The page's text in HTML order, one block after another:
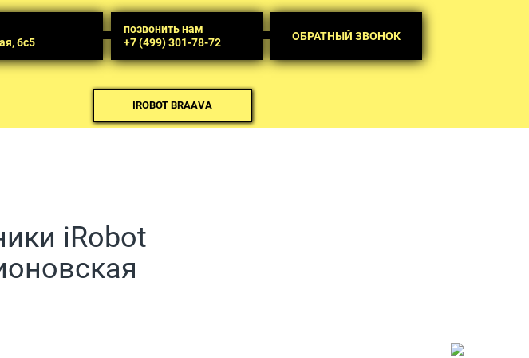
6с5
позвонить нам
+7 (499) 301-78-72
ОБРАТНЫЙ ЗВОНОК
IROBOT BRAAVA
iRobot